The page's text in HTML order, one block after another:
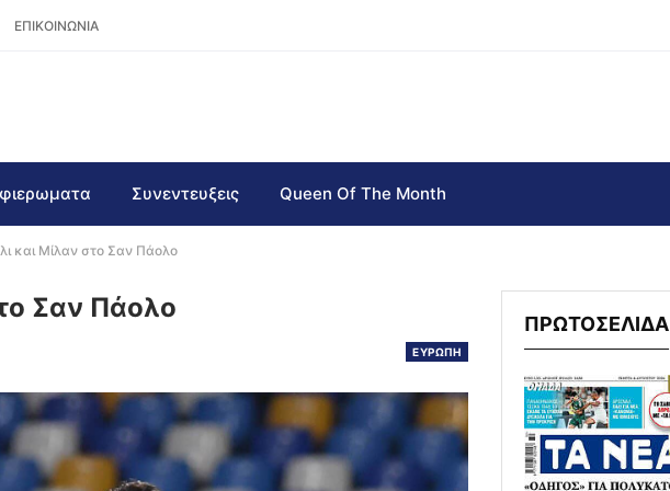
ΕΠΙΚΟΙΝΩΝΙΑ
Συνεντευξεις Queen Of The Month
και Μίλαν στο Σαν Πάολο
Σαν Πάολο
ΕΥΡΩΠΗ
ΠΡΩΤΟΣΕΛΙΔΑ